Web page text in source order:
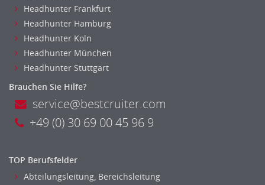
Headhunter Frankfurt
Headhunter Hamburg
Headhunter Koln
Headhunter München
Headhunter Stuttgart
Brauchen Sie Hilfe?
service@bestcruiter.com
+49 (0) 30 69 00 45 96 9
TOP Berufsfelder
Abteilungsleitung, Bereichsleitung